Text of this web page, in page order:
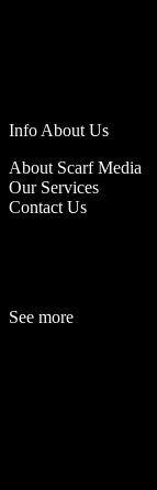
Info About Us
About Scarf Media
Our Services
Contact Us
See more